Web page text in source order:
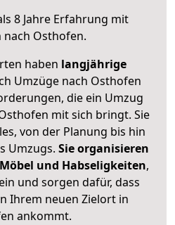
8 Jahre Erfahrung mit
nach Osthofen.
haben langjährige
Umzüge nach Osthofen
die ein Umzug
mit sich bringt. Sie
von der Planung bis hin
Umzugs. Sie organisieren
und Habseligkeiten,
und sorgen dafür, dass
Ihrem neuen Zielort in
ankommt.